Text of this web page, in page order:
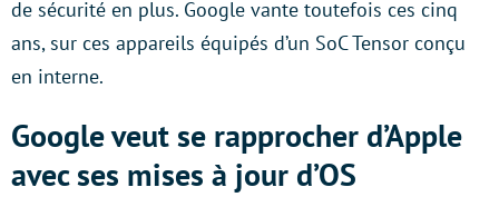
de sécurité en plus. Google vante toutefois ces cinq
ans, sur ces appareils équipés d’un SoC Tensor conçu
en interne.
Google veut se rapprocher d’Apple
avec ses mises à jour d’OS